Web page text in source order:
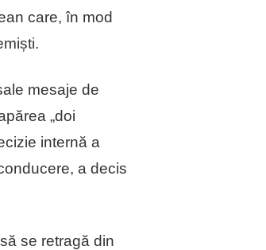
care, în mod
mesaje de
„doi
internă a
a decis
se retragă din